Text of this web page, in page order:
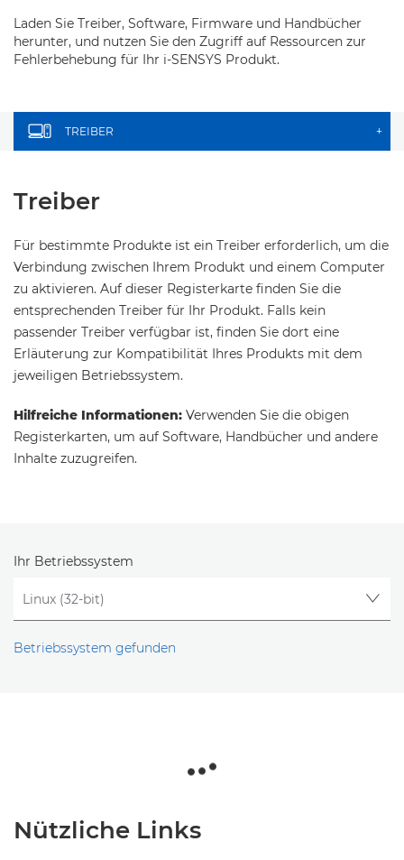
Laden Sie Treiber, Software, Firmware und Handbücher
herunter, und nutzen Sie den Zugriff auf Ressourcen zur
Fehlerbehebung für Ihr i-SENSYS Produkt.
TREIBER +
Treiber
Für bestimmte Produkte ist ein Treiber erforderlich, um die
Verbindung zwischen Ihrem Produkt und einem Computer
zu aktivieren. Auf dieser Registerkarte finden Sie die
entsprechenden Treiber für Ihr Produkt. Falls kein
passender Treiber verfügbar ist, finden Sie dort eine
Erläuterung zur Kompatibilität Ihres Produkts mit dem
jeweiligen Betriebssystem.
Hilfreiche Informationen: Verwenden Sie die obigen
Registerkarten, um auf Software, Handbücher und andere
Inhalte zuzugreifen.
Ihr Betriebssystem
Betriebssystem gefunden
Nützliche Links